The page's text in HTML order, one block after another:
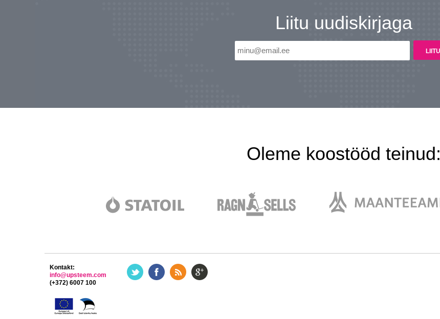
Liitu uudiskirjaga
Oleme koostööd teinud:
Kontakt:
info@upsteem.com
(+372) 6007 100